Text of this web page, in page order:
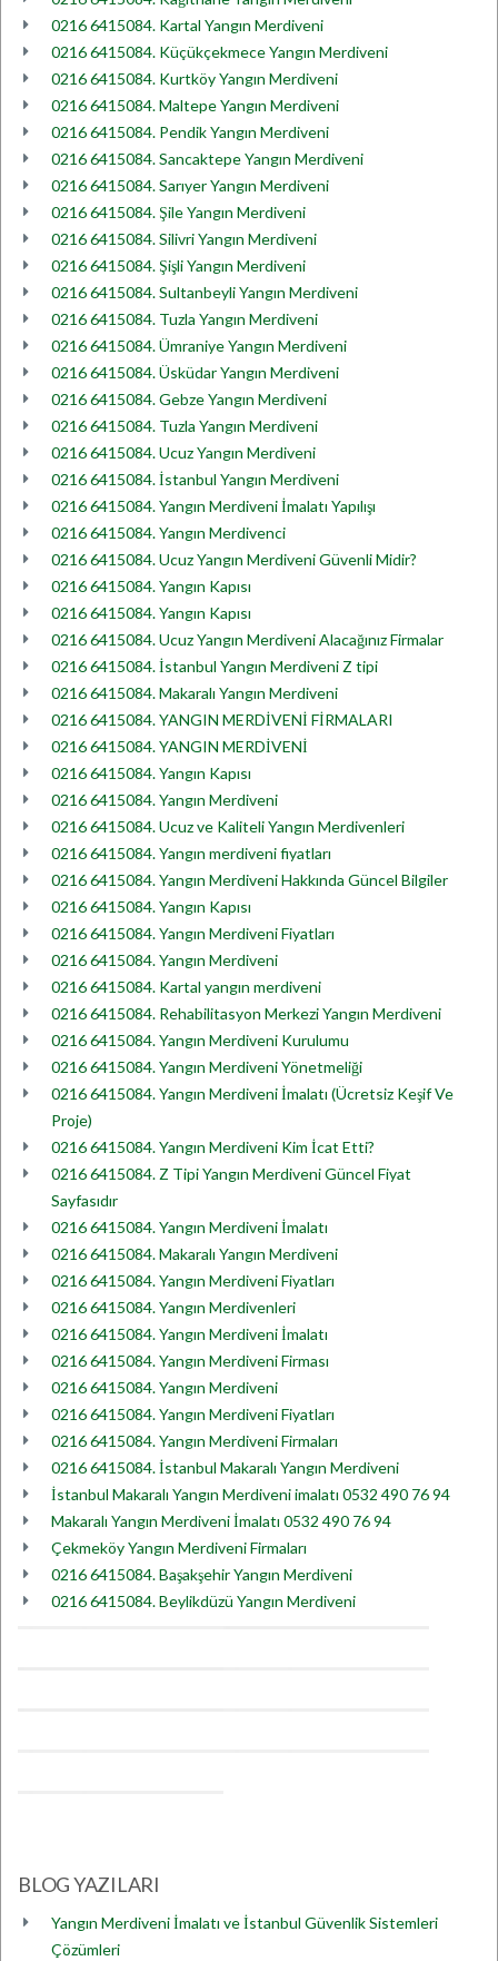
0216 6415084. Kartal Yangın Merdiveni
0216 6415084. Küçükçekmece Yangın Merdiveni
0216 6415084. Kurtköy Yangın Merdiveni
0216 6415084. Maltepe Yangın Merdiveni
0216 6415084. Pendik Yangın Merdiveni
0216 6415084. Sancaktepe Yangın Merdiveni
0216 6415084. Sarıyer Yangın Merdiveni
0216 6415084. Şile Yangın Merdiveni
0216 6415084. Silivri Yangın Merdiveni
0216 6415084. Şişli Yangın Merdiveni
0216 6415084. Sultanbeyli Yangın Merdiveni
0216 6415084. Tuzla Yangın Merdiveni
0216 6415084. Ümraniye Yangın Merdiveni
0216 6415084. Üsküdar Yangın Merdiveni
0216 6415084. Gebze Yangın Merdiveni
0216 6415084. Tuzla Yangın Merdiveni
0216 6415084. Ucuz Yangın Merdiveni
0216 6415084. İstanbul Yangın Merdiveni
0216 6415084. Yangın Merdiveni İmalatı Yapılışı
0216 6415084. Yangın Merdivenci
0216 6415084. Ucuz Yangın Merdiveni Güvenli Midir?
0216 6415084. Yangın Kapısı
0216 6415084. Yangın Kapısı
0216 6415084. Ucuz Yangın Merdiveni Alacağınız Firmalar
0216 6415084. İstanbul Yangın Merdiveni Z tipi
0216 6415084. Makaralı Yangın Merdiveni
0216 6415084. YANGIN MERDİVENİ FİRMALARI
0216 6415084. YANGIN MERDİVENİ
0216 6415084. Yangın Kapısı
0216 6415084. Yangın Merdiveni
0216 6415084. Ucuz ve Kaliteli Yangın Merdivenleri
0216 6415084. Yangın merdiveni fiyatları
0216 6415084. Yangın Merdiveni Hakkında Güncel Bilgiler
0216 6415084. Yangın Kapısı
0216 6415084. Yangın Merdiveni Fiyatları
0216 6415084. Yangın Merdiveni
0216 6415084. Kartal yangın merdiveni
0216 6415084. Rehabilitasyon Merkezi Yangın Merdiveni
0216 6415084. Yangın Merdiveni Kurulumu
0216 6415084. Yangın Merdiveni Yönetmeliği
0216 6415084. Yangın Merdiveni İmalatı (Ücretsiz Keşif Ve
Proje)
0216 6415084. Yangın Merdiveni Kim İcat Etti?
0216 6415084. Z Tipi Yangın Merdiveni Güncel Fiyat
Sayfasıdır
0216 6415084. Yangın Merdiveni İmalatı
0216 6415084. Makaralı Yangın Merdiveni
0216 6415084. Yangın Merdiveni Fiyatları
0216 6415084. Yangın Merdivenleri
0216 6415084. Yangın Merdiveni İmalatı
0216 6415084. Yangın Merdiveni Firması
0216 6415084. Yangın Merdiveni
0216 6415084. Yangın Merdiveni Fiyatları
0216 6415084. Yangın Merdiveni Firmaları
0216 6415084. İstanbul Makaralı Yangın Merdiveni
İstanbul Makaralı Yangın Merdiveni imalatı 0532 490 76 94
Makaralı Yangın Merdiveni İmalatı 0532 490 76 94
Çekmeköy Yangın Merdiveni Firmaları
0216 6415084. Başakşehir Yangın Merdiveni
0216 6415084. Beylikdüzü Yangın Merdiveni
BLOG YAZILARI
Yangın Merdiveni İmalatı ve İstanbul Güvenlik Sistemleri
Çözümleri